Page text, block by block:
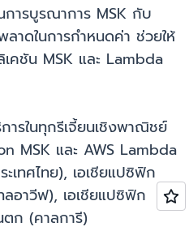
การบูรณาการ MSK กับ
าดในการกำหนดค่า ช่วยให้
คชัน MSK และ Lambda
ารในทุกรีเจี้ยนเชิงพาณิชย์
MSK และ AWS Lambda
เทศไทย), เอเชียแปซิฟิก
ลอาวีฟ), เอเชียแปซิฟิก
ตก (คาลการี)